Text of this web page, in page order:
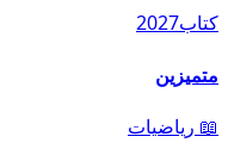
كتاب2027
متميزين
📖 رياضيات